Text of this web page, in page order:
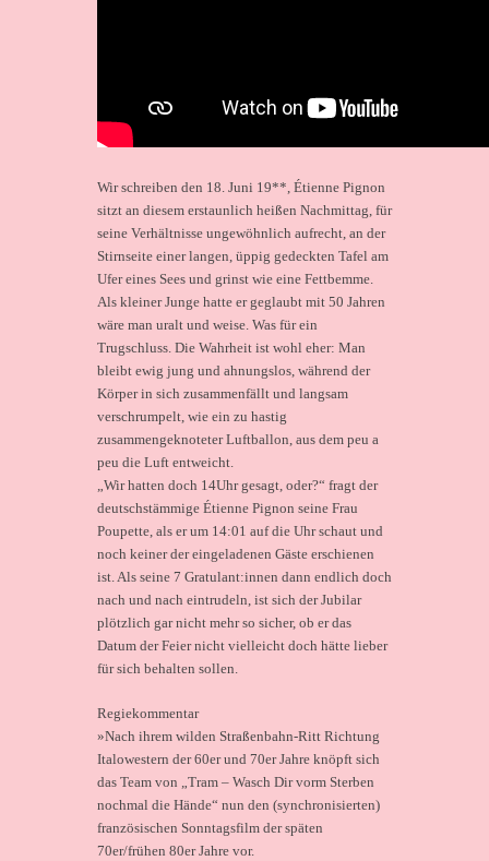
Wir schreiben den 18. Juni 19**, Étienne Pignon
sitzt an diesem erstaunlich heißen Nachmittag, für
seine Verhältnisse ungewöhnlich aufrecht, an der
Stirnseite einer langen, üppig gedeckten Tafel am
Ufer eines Sees und grinst wie eine Fettbemme.
Als kleiner Junge hatte er geglaubt mit 50 Jahren
wäre man uralt und weise. Was für ein
Trugschluss. Die Wahrheit ist wohl eher: Man
bleibt ewig jung und ahnungslos, während der
Körper in sich zusammenfällt und langsam
verschrumpelt, wie ein zu hastig
zusammengeknoteter Luftballon, aus dem peu a
peu die Luft entweicht.
„Wir hatten doch 14Uhr gesagt, oder?“ fragt der
deutschstämmige Étienne Pignon seine Frau
Poupette, als er um 14:01 auf die Uhr schaut und
noch keiner der eingeladenen Gäste erschienen
ist. Als seine 7 Gratulant:innen dann endlich doch
nach und nach eintrudeln, ist sich der Jubilar
plötzlich gar nicht mehr so sicher, ob er das
Datum der Feier nicht vielleicht doch hätte lieber
für sich behalten sollen.
Regiekommentar
»Nach ihrem wilden Straßenbahn-Ritt Richtung
Italowestern der 60er und 70er Jahre knöpft sich
das Team von „Tram – Wasch Dir vorm Sterben
nochmal die Hände“ nun den (synchronisierten)
französischen Sonntagsfilm der späten
70er/frühen 80er Jahre vor.